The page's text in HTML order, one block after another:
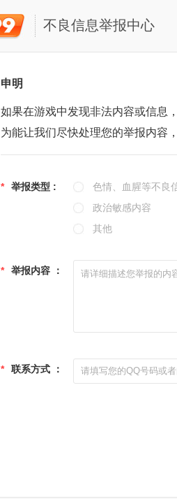
不良信息举报中心
申明
如果在游戏中发现非法内容或信息
为能让我们尽快处理您的举报内容
* 举报类型 :
色情、血腥等不良
政治敏感内容
其他
* 举报内容 ：
* 联系方式 ：